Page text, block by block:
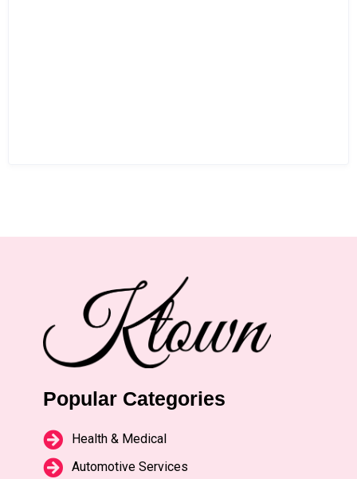
Popular Categories
Health & Medical
Automotive Services